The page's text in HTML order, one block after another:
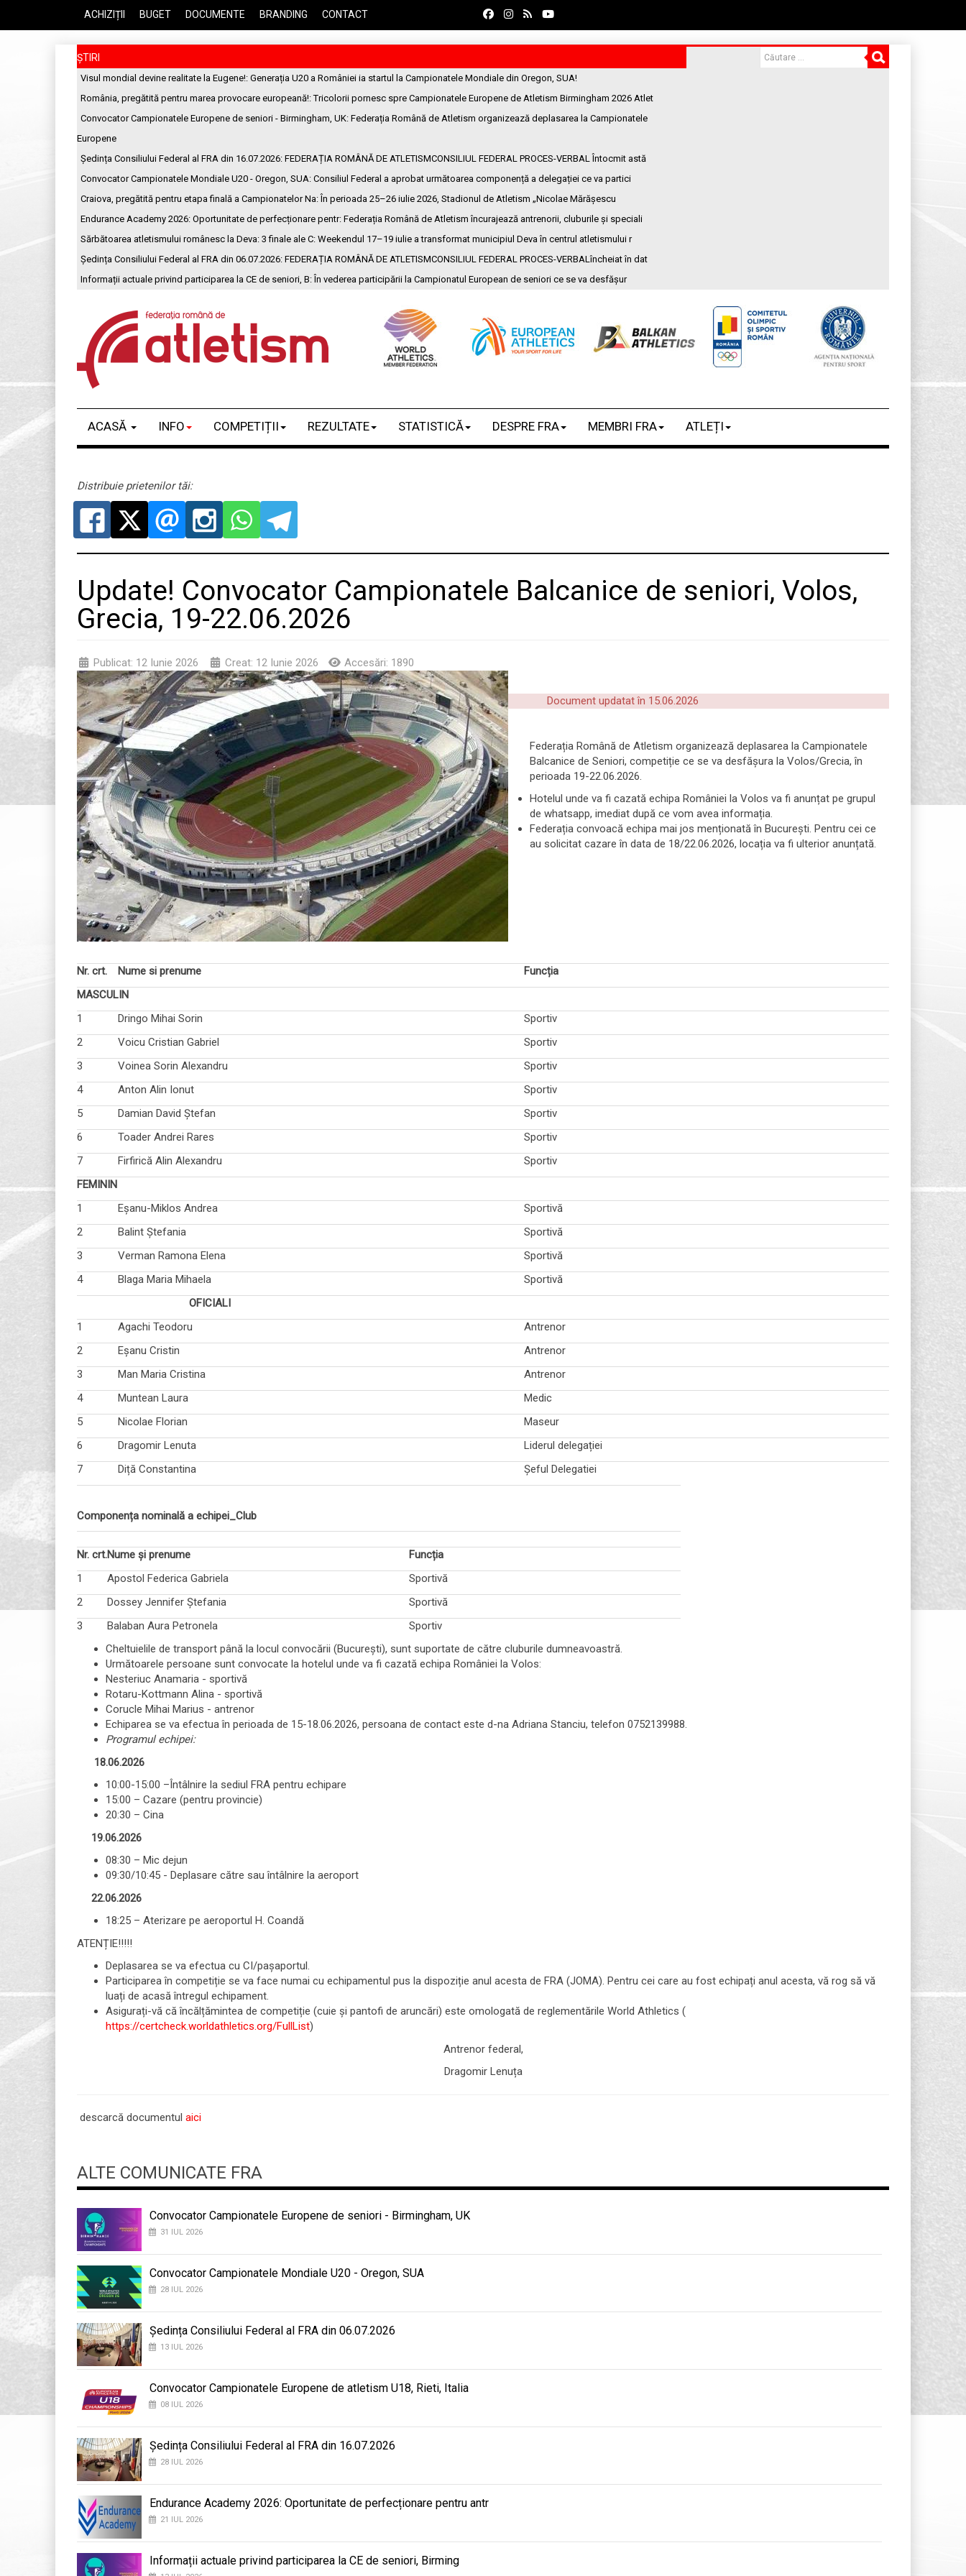
ACHIZIȚII BUGET DOCUMENTE BRANDING CONTACT
ȘTIRI
Visul mondial devine realitate la Eugene!: Generația U20 a României ia startul la Campionatele Mondiale din Oregon, SUA!
România, pregătită pentru marea provocare europeană!: Tricolorii pornesc spre Campionatele Europene de Atletism Birmingham 2026 Atlet
Convocator Campionatele Europene de seniori - Birmingham, UK: Federația Română de Atletism organizează deplasarea la Campionatele
Europene
Ședința Consiliului Federal al FRA din 16.07.2026: FEDERAȚIA ROMÂNĂ DE ATLETISMCONSILIUL FEDERAL PROCES-VERBAL Întocmit astă
Convocator Campionatele Mondiale U20 - Oregon, SUA: Consiliul Federal a aprobat următoarea componență a delegației ce va partici
Craiova, pregătită pentru etapa finală a Campionatelor Na: În perioada 25–26 iulie 2026, Stadionul de Atletism „Nicolae Mărășescu
Endurance Academy 2026: Oportunitate de perfecționare pentr: Federația Română de Atletism încurajează antrenorii, cluburile și speciali
Sărbătoarea atletismului românesc la Deva: 3 finale ale C: Weekendul 17–19 iulie a transformat municipiul Deva în centrul atletismului r
Ședința Consiliului Federal al FRA din 06.07.2026: FEDERAȚIA ROMÂNĂ DE ATLETISMCONSILIUL FEDERAL PROCES-VERBALîncheiat în dat
Informații actuale privind participarea la CE de seniori, B: În vederea participării la Campionatul European de seniori ce se va desfășur
ACASĂ INFO COMPETIȚII REZULTATE STATISTICĂ DESPRE FRA MEMBRI FRA ATLEȚI
Distribuie prietenilor tăi:
Update! Convocator Campionatele Balcanice de seniori, Volos,
Grecia, 19-22.06.2026
Publicat: 12 Iunie 2026 Creat: 12 Iunie 2026 Accesări: 1890
Document updatat în 15.06.2026
Federația Română de Atletism organizează deplasarea la Campionatele
Balcanice de Seniori, competiție ce se va desfășura la Volos/Grecia, în
perioada 19-22.06.2026.
Hotelul unde va fi cazată echipa României la Volos va fi anunțat pe grupul
de whatsapp, imediat după ce vom avea informația.
Federația convoacă echipa mai jos menționată în București. Pentru cei ce
au solicitat cazare în data de 18/22.06.2026, locația va fi ulterior anunțată.
Nr. crt. Nume si prenume
Funcția
MASCULIN
1
Dringo Mihai Sorin
Sportiv
2
Voicu Cristian Gabriel
Sportiv
3
Voinea Sorin Alexandru
Sportiv
4
Anton Alin Ionut
Sportiv
5
Damian David Ștefan
Sportiv
6
Toader Andrei Rares
Sportiv
7
Firfirică Alin Alexandru
Sportiv
FEMININ
1
Eșanu-Miklos Andrea
Sportivă
2
Balint Ștefania
Sportivă
3
Verman Ramona Elena
Sportivă
4
Blaga Maria Mihaela
Sportivă
OFICIALI
1
Agachi Teodoru
Antrenor
2
Eșanu Cristin
Antrenor
3
Man Maria Cristina
Antrenor
4
Muntean Laura
Medic
5
Nicolae Florian
Maseur
6
Dragomir Lenuta
Liderul delegației
7
Diță Constantina Șeful Delegatiei
Componența nominală a echipei_Club
Nr. crt.Nume și prenume
Funcția
1
Apostol Federica Gabriela
Sportivă
2
Dossey Jennifer Ștefania
Sportivă
3
Balaban Aura Petronela
Sportiv
Cheltuielile de transport până la locul convocării (București), sunt suportate de către cluburile dumneavoastră.
Următoarele persoane sunt convocate la hotelul unde va fi cazată echipa României la Volos:
Nesteriuc Anamaria - sportivă
Rotaru-Kottmann Alina - sportivă
Corucle Mihai Marius - antrenor
Echiparea se va efectua în perioada de 15-18.06.2026, persoana de contact este d-na Adriana Stanciu, telefon 0752139988.
Programul echipei:
18.06.2026
10:00-15:00 –Întâlnire la sediul FRA pentru echipare
15:00 – Cazare (pentru provincie)
20:30 – Cina
19.06.2026
08:30 – Mic dejun
09:30/10:45 - Deplasare către sau întâlnire la aeroport
22.06.2026
18:25 – Aterizare pe aeroportul H. Coandă
ATENȚIE!!!!!
Deplasarea se va efectua cu CI/pașaportul.
Participarea în competiție se va face numai cu echipamentul pus la dispoziție anul acesta de FRA (JOMA). Pentru cei care au fost echipați anul acesta, vă rog să vă
luați de acasă întregul echipament.
Asigurați-vă că încălțămintea de competiție (cuie și pantofi de aruncări) este omologată de reglementările World Athletics (
https://certcheck.worldathletics.org/FullList)
Antrenor federal,
Dragomir Lenuța
descarcă documentul aici
ALTE COMUNICATE FRA
Convocator Campionatele Europene de seniori - Birmingham, UK
31 IUL 2026
Convocator Campionatele Mondiale U20 - Oregon, SUA
28 IUL 2026
Ședința Consiliului Federal al FRA din 06.07.2026
13 IUL 2026
Convocator Campionatele Europene de atletism U18, Rieti, Italia
08 IUL 2026
Ședința Consiliului Federal al FRA din 16.07.2026
28 IUL 2026
Endurance Academy 2026: Oportunitate de perfecționare pentru antr
21 IUL 2026
Informații actuale privind participarea la CE de seniori, Birming